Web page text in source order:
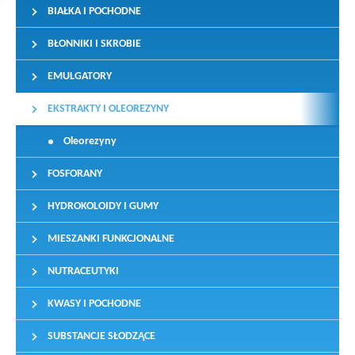
BIAŁKA I POCHODNE
BŁONNIKI I SKROBIE
EMULGATORY
EKSTRAKTY I OLEOREZYNY
Oleorezyny
FOSFORANY
HYDROKOLOIDY I GUMY
MIESZANKI FUNKCJONALNE
NUTRACEUTYKI
KWASY I POCHODNE
SUBSTANCJE SŁODZĄCE